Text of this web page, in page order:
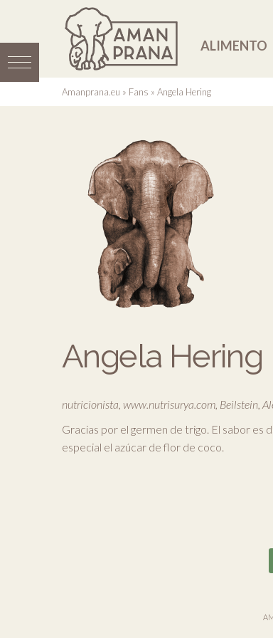
ALIMENTO
Amanprana.eu » Fans » Angela Hering
Angela Hering
nutricionista, www.nutrisurya.com, Beilstein,
Gracias por el germen de trigo. El sabor es
especial el azúcar de flor de coco.